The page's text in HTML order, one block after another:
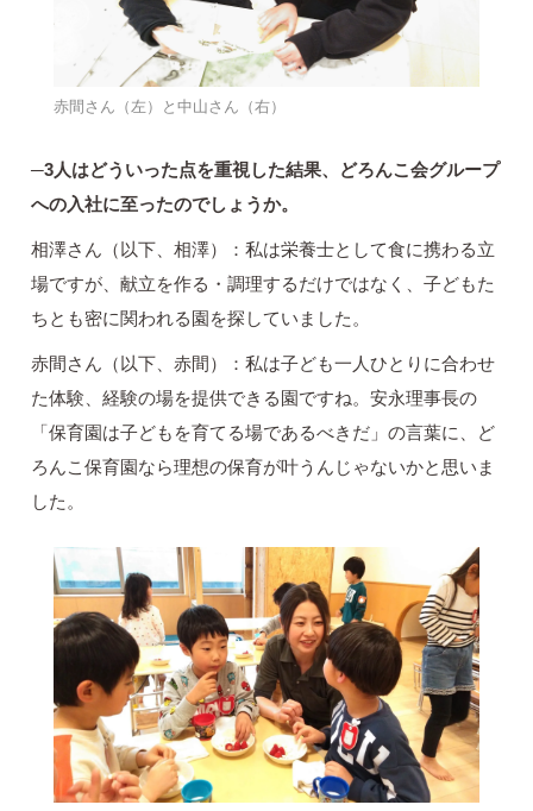
赤間さん（左）と中山さん（右）
─3人はどういった点を重視した結果、どろんこ会グループ
への入社に至ったのでしょうか。
相澤さん（以下、相澤）：私は栄養士として食に携わる立
場ですが、献立を作る・調理するだけではなく、子どもた
ちとも密に関われる園を探していました。
赤間さん（以下、赤間）：私は子ども一人ひとりに合わせ
た体験、経験の場を提供できる園ですね。安永理事長の
「保育園は子どもを育てる場であるべきだ」の言葉に、ど
ろんこ保育園なら理想の保育が叶うんじゃないかと思いま
した。